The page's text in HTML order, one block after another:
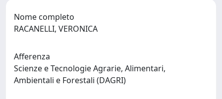
Nome completo
RACANELLI, VERONICA
Afferenza
Scienze e Tecnologie Agrarie, Alimentari,
Ambientali e Forestali (DAGRI)